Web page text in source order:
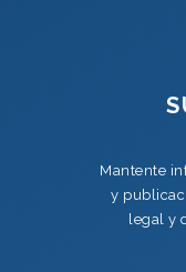
Mantente
y
legal y